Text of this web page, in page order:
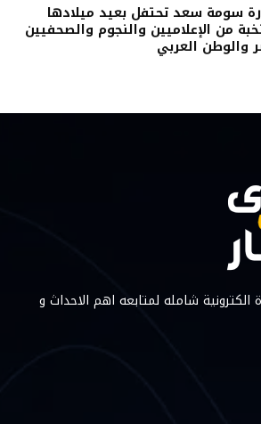
سومة سعد تحتفل بعيد ميلادها
من الإعلاميين والنجوم والصحفيين
والوطن العربي
شامله لمتابعه اهم الاحداث و